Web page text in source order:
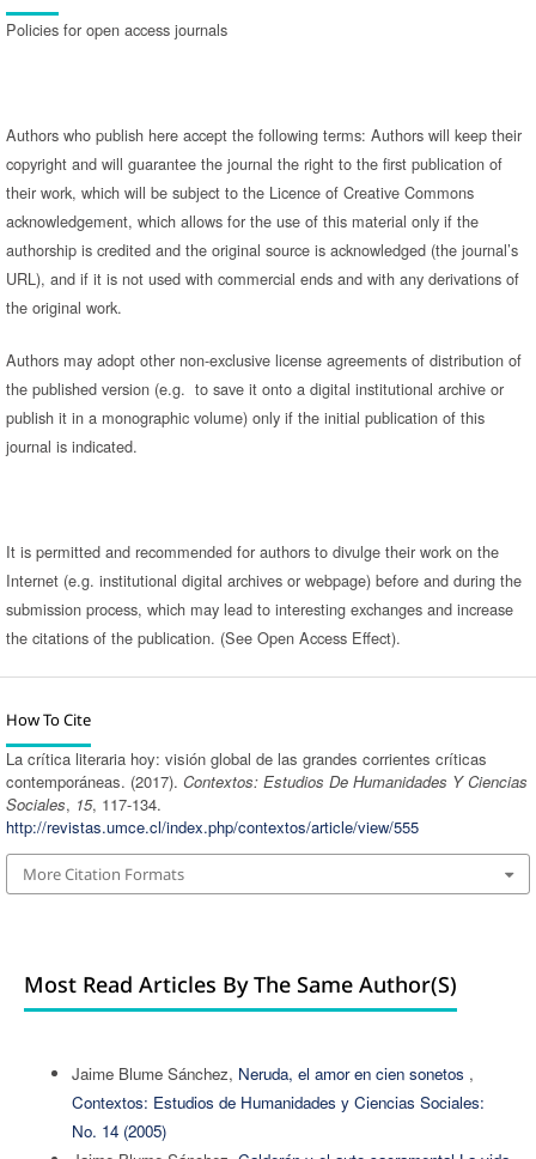
Policies for open access journals
Authors who publish here accept the following terms: Authors will keep their
copyright and will guarantee the journal the right to the first publication of
their work, which will be subject to the Licence of Creative Commons
acknowledgement, which allows for the use of this material only if the
authorship is credited and the original source is acknowledged (the journal’s
URL), and if it is not used with commercial ends and with any derivations of
the original work.
Authors may adopt other non-exclusive license agreements of distribution of
the published version (e.g. to save it onto a digital institutional archive or
publish it in a monographic volume) only if the initial publication of this
journal is indicated.
It is permitted and recommended for authors to divulge their work on the
Internet (e.g. institutional digital archives or webpage) before and during the
submission process, which may lead to interesting exchanges and increase
the citations of the publication. (See Open Access Effect).
How To Cite
La crítica literaria hoy: visión global de las grandes corrientes críticas
contemporáneas. (2017). Contextos: Estudios De Humanidades Y Ciencias
Sociales, 15, 117-134.
http://revistas.umce.cl/index.php/contextos/article/view/555
More Citation Formats
Most Read Articles By The Same Author(s)
Jaime Blume Sánchez, Neruda, el amor en cien sonetos ,
Contextos: Estudios de Humanidades y Ciencias Sociales:
No. 14 (2005)